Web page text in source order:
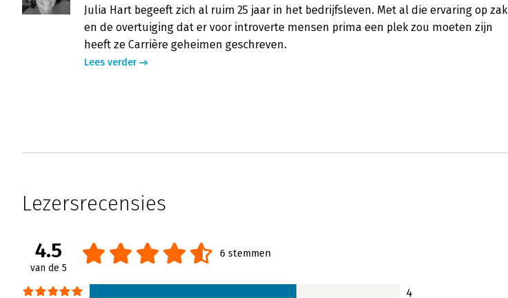
Julia Hart begeeft zich al ruim 25 jaar in het bedrijfsleven. Met al die ervaring op zak
en de overtuiging dat er voor introverte mensen prima een plek zou moeten zijn
heeft ze Carrière geheimen geschreven.
Lees verder
Lezersrecensies
4.5
van de 5
6 stemmen
4